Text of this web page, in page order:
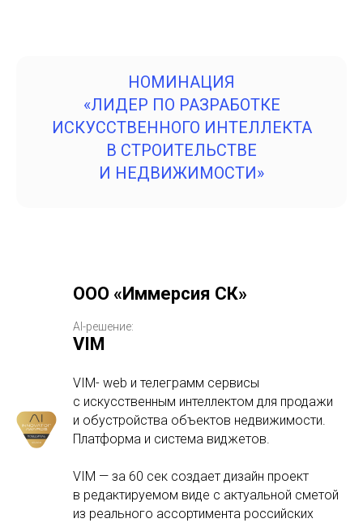
НОМИНАЦИЯ
«ЛИДЕР ПО РАЗРАБОТКЕ
ИСКУССТВЕННОГО ИНТЕЛЛЕКТА
В СТРОИТЕЛЬСТВЕ
И НЕДВИЖИМОСТИ»
ООО «Иммерсия СК»
AI-решение:
VIM
VIM- web и телеграмм сервисы
с искусственным интеллектом для продажи
и обустройства объектов недвижимости.
Платформа и система виджетов.
VIM — за 60 сек создает дизайн проект
в редактируемом виде с актуальной сметой
из реального ассортимента российских